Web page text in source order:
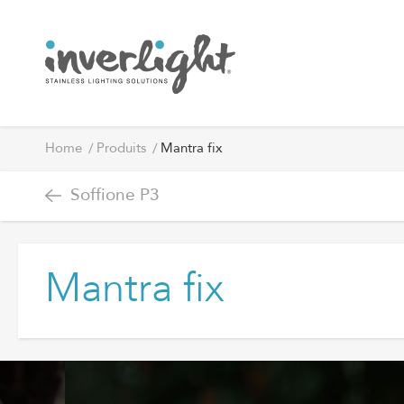
Home Produits Mantra fix
Soffione P3
Mantra fix